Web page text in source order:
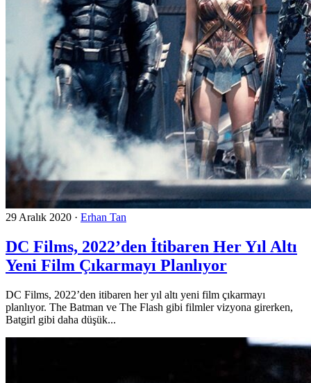
29 Aralık 2020 · Erhan Tan
DC Films, 2022’den İtibaren Her Yıl Altı
Yeni Film Çıkarmayı Planlıyor
DC Films, 2022’den itibaren her yıl altı yeni film çıkarmayı
planlıyor. The Batman ve The Flash gibi filmler vizyona girerken,
Batgirl gibi daha düşük...